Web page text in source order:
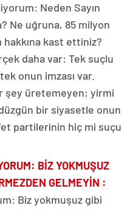
Neden Sayın
Ne uğruna, 85 milyon
hakkına kast ettiniz?
daha var: Tek suçlu
onun imzası var.
şey üretemeyen; yirmi
bir siyasetle onun
partilerinin hiç mi suçu
BİZ YOKMUŞUZ
GELMEYİN :
Biz yokmuşuz gibi